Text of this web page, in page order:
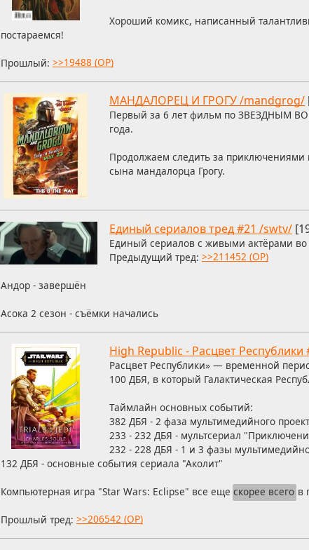
Хороший комикс, написанный
постараемся!
Прошлый: >>19488 (OP)
МАНДАЛОРЕЦ И ГРОГУ /mandgrog/
Первый за 6 лет фильм по ЗВЕЗДНЫМ
года.
Продолжаем следить за
сына мандалорца Грогу.
Единый сериалов тред #21 /swtv/
Единый сериалов с живыми актёрами
Предыдущий тред: >>211452 (OP)
Андор - завершён
Асока 2 сезон - съёмки начались
High Republic - Расцвет
Расцвет Республики» — временной
100 ДБЯ, в который Галактическая
Таймлайн основных событий:
382 ДБЯ - 2 фаза мультимедийного
233 - 232 ДБЯ - мультсериал
232 - 228 ДБЯ - 1 и 3 фазы
132 ДБЯ - основные события сериала "Аколит"
Компьютерная игра "Star Wars: Eclipse" все еще скорее всего в
Прошлый тред: >>206542 (OP)